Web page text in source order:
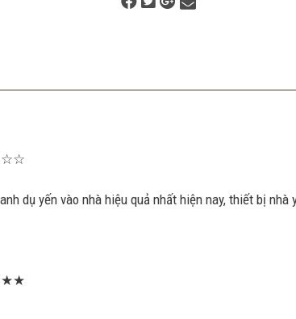
dụ yến vào nhà hiệu quả nhất hiện nay, thiết bị nhà